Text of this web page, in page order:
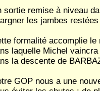
sortie remise à niveau
les jambes
formalité accomplie le
laquelle Michel
la descente de
GOP nous a une